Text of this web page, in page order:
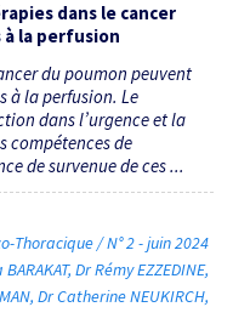
dans le cancer
à la perfusion
du poumon peuvent
à la perfusion. Le
dans l’urgence et la
compétences de
de survenue de ces ...
Thoracique / N° 2 - juin 2024
Dr Rémy EZZEDINE
Dr Catherine NEUKIRCH